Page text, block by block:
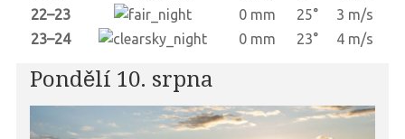
22–23
0 mm 25°
3 m/s
23–24
0 mm 23° 4 m/s
Pondělí 10. srpna